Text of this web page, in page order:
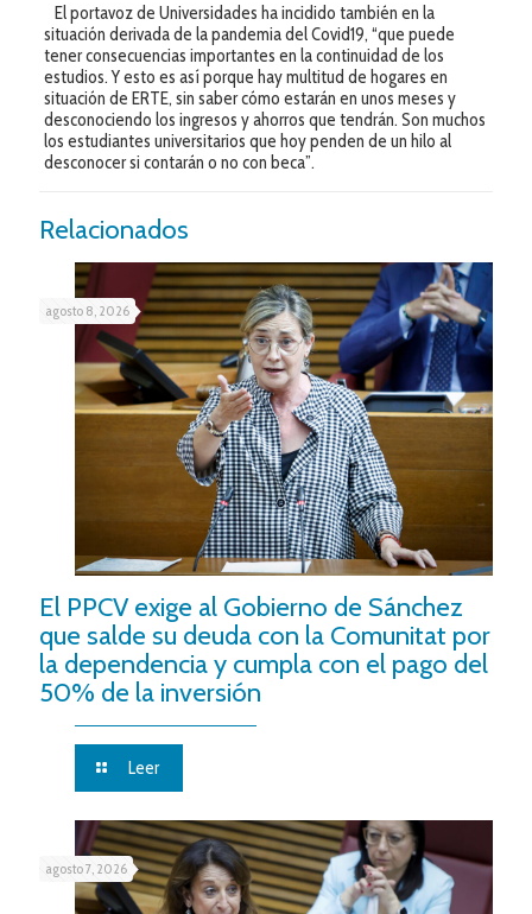
El portavoz de Universidades ha incidido también en la
situación derivada de la pandemia del Covid19, “que puede
tener consecuencias importantes en la continuidad de los
estudios. Y esto es así porque hay multitud de hogares en
situación de ERTE, sin saber cómo estarán en unos meses y
desconociendo los ingresos y ahorros que tendrán. Son muchos
los estudiantes universitarios que hoy penden de un hilo al
desconocer si contarán o no con beca”.
Relacionados
agosto 8, 2026
El PPCV exige al Gobierno de Sánchez
que salde su deuda con la Comunitat por
la dependencia y cumpla con el pago del
50% de la inversión
Leer
agosto 7, 2026